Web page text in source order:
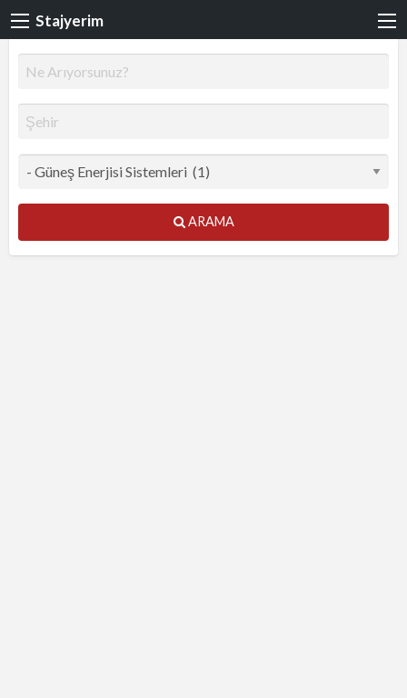
Stajyerim
ARAMA